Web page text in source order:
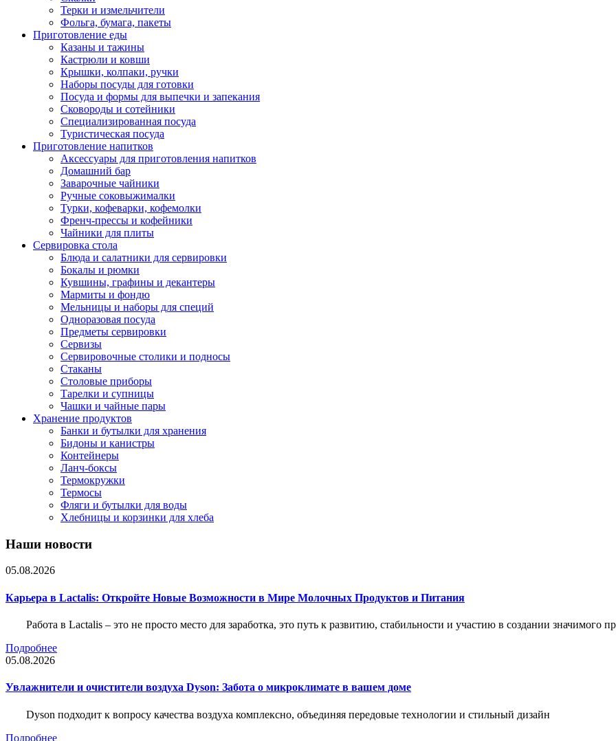
Терки и измельчители
Фольга, бумага, пакеты
Приготовление еды
Казаны и тажины
Кастрюли и ковши
Крышки, колпаки, ручки
Наборы посуды для готовки
Посуда и формы для выпечки и запекания
Сковороды и сотейники
Специализированная посуда
Туристическая посуда
Приготовление напитков
Аксессуары для приготовления напитков
Домашний бар
Заварочные чайники
Ручные соковыжималки
Турки, кофеварки, кофемолки
Френч-прессы и кофейники
Чайники для плиты
Сервировка стола
Блюда и салатники для сервировки
Бокалы и рюмки
Кувшины, графины и декантеры
Мармиты и фондю
Мельницы и наборы для специй
Одноразовая посуда
Предметы сервировки
Сервизы
Сервировочные столики и подносы
Стаканы
Столовые приборы
Тарелки и супницы
Чашки и чайные пары
Хранение продуктов
Банки и бутылки для хранения
Бидоны и канистры
Контейнеры
Ланч-боксы
Термокружки
Термосы
Фляги и бутылки для воды
Хлебницы и корзинки для хлеба
Наши новости
05.08.2026
Карьера в Lactalis: Откройте Новые Возможности в Мире Молочных Продуктов и Питания
Работа в Lactalis – это не просто место для заработка, это путь к развитию, стабильности и участию в создании значимого
Подробнее
05.08.2026
Увлажнители и очистители воздуха Dyson: Забота о микроклимате в вашем доме
Dyson подходит к вопросу качества воздуха комплексно, объединяя передовые технологии и стильный дизайн
Подробнее